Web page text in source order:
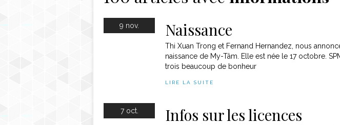
9 nov. Naissance
Thi Xuan Trong et Fernand Hernandez, nous
naissance de My-Tâm. Elle est née le 17 octobre.
trois beaucoup de bonheur
LIRE LA SUITE
7 oct. Infos sur les licences